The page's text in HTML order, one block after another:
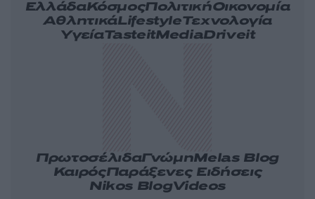
ΕλλάδαΚόσμοςΠολιτικήΟικονομία
ΑθλητικάLifestyleΤεχνολογία
ΥγείαTasteitMediaDriveit
ΠρωτοσέλιδαΓνώμηMelas Blog
ΚαιρόςΠαράξενες Ειδήσεις
Nikos BlogVideos